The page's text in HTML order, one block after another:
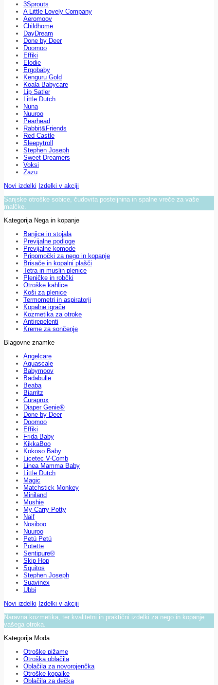
3Sprouts
A Little Lovely Company
Aeromoov
Childhome
DayDream
Done by Deer
Doomoo
Effiki
Elodie
Ergobaby
Kenguru Gold
Koala Babycare
Lip Satler
Little Dutch
Nuna
Nuuroo
Pearhead
Rabbit&Friends
Red Castle
Sleepytroll
Stephen Joseph
Sweet Dreamers
Voksi
Zazu
Novi izdelki Izdelki v akciji
Sanjske otroške sobice, čudovita posteljnina in spalne vreče za vaše
malčke.
Kategorija Nega in kopanje
Banjice in stojala
Previjalne podloge
Previjalne komode
Pripomočki za nego in kopanje
Brisače in kopalni plašči
Tetra in muslin plenice
Pleničke in robčki
Otroške kahlice
Koši za plenice
Termometri in aspiratorji
Kopalne igrače
Kozmetika za otroke
Antirepelenti
Kreme za sončenje
Blagovne znamke
Angelcare
Aquascale
Babymoov
Badabulle
Beaba
Biarritz
Curaprox
Diaper Genie®
Done by Deer
Doomoo
Effiki
Frida Baby
KikkaBoo
Kokoso Baby
Licetec V-Comb
Linea Mamma Baby
Little Dutch
Magic
Matchstick Monkey
Miniland
Mushie
My Carry Potty
Naif
Nosiboo
Nuuroo
Petú Petú
Potette
Sentipure®
Skip Hop
Squitos
Stephen Joseph
Suavinex
Ubbi
Novi izdelki Izdelki v akciji
Naravna kozmetika, ter kvalitetni in praktični izdelki za nego in kopanje
vašega otroka.
Kategorija Moda
Otroške pižame
Otroška oblačila
Oblačila za novorojenčka
Otroške kopalke
Oblačila za dečka